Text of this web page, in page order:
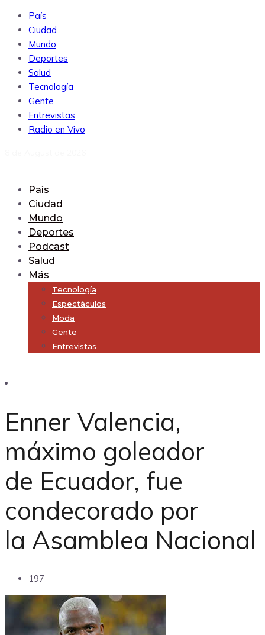
País
Ciudad
Mundo
Deportes
Salud
Tecnología
Gente
Entrevistas
Radio en Vivo
País
Ciudad
Mundo
Deportes
Podcast
Salud
Más
Tecnología
Espectáculos
Moda
Gente
Entrevistas
Enner Valencia,
máximo goleador
de Ecuador, fue
condecorado por
la Asamblea Nacional
197